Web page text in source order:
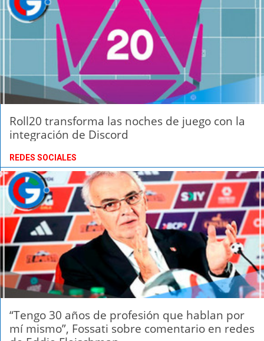
Roll20 transforma las noches de juego con la
integración de Discord
REDES SOCIALES
“Tengo 30 años de profesión que hablan por
mí mismo”, Fossati sobre comentario en redes